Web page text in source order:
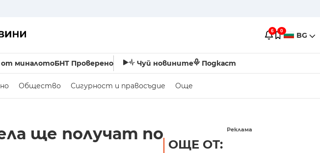
6 0 BG
от миналотоБНТ Проверено Чуй новините Подкаст
Общество Сигурност и правосъдие Още
ще получат по
Реклама
ОЩЕ ОТ: